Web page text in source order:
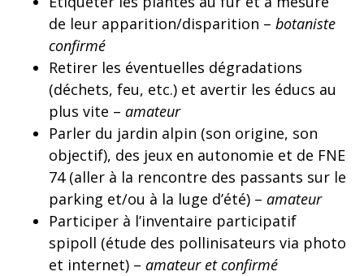
de leur apparition/disparition – botaniste
confirmé
Retirer les éventuelles dégradations
(déchets, feu, etc.) et avertir les éducs au
plus vite – amateur
Parler du jardin alpin (son origine, son
objectif), des jeux en autonomie et de FNE
74 (aller à la rencontre des passants sur le
parking et/ou à la luge d’été) – amateur
Participer à l’inventaire participatif
spipoll (étude des pollinisateurs via photo
et internet) – amateur et confirmé